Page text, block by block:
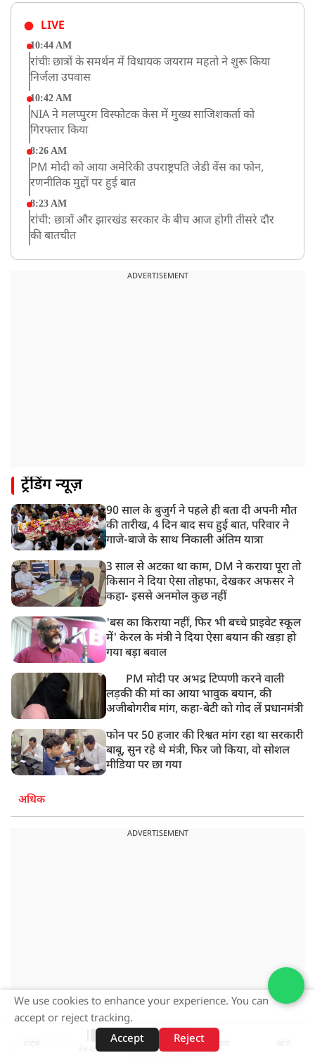
LIVE
10:44 AM
रांचीः छात्रों के समर्थन में विधायक जयराम महतो ने शुरू किया
निर्जला उपवास
10:42 AM
NIA ने मलप्पुरम विस्फोटक केस में मुख्य साजिशकर्ता को
गिरफ्तार किया
8:26 AM
PM मोदी को आया अमेरिकी उपराष्ट्रपति जेडी वेंस का फोन,
रणनीतिक मुद्दों पर हुई बात
8:23 AM
रांची: छात्रों और झारखंड सरकार के बीच आज होगी तीसरे दौर
की बातचीत
देशभर में आज से 'हर घर तिरंगा' अभियान, सीएम योगी लखनऊ
ADVERTISEMENT
ट्रेंडिंग न्यूज़
90 साल के बुजुर्ग ने पहले ही बता दी अपनी मौत
की तारीख, 4 दिन बाद सच हुई बात, परिवार ने
गाजे-बाजे के साथ निकाली अंतिम यात्रा
3 साल से अटका था काम, DM ने कराया पूरा तो
किसान ने दिया ऐसा तोहफा, देखकर अफसर ने
कहा- इससे अनमोल कुछ नहीं
'बस का किराया नहीं, फिर भी बच्चे प्राइवेट स्कूल
में' केरल के मंत्री ने दिया ऐसा बयान की खड़ा हो
गया बड़ा बवाल
PM मोदी पर अभद्र टिप्पणी करने वाली
लड़की की मां का आया भावुक बयान, की
अजीबोगरीब मांग, कहा-बेटी को गोद लें प्रधानमंत्री
फोन पर 50 हजार की रिश्वत मांग रहा था सरकारी
बाबू, सुन रहे थे मंत्री, फिर जो किया, वो सोशल
मीडिया पर छा गया
अधिक
ADVERTISEMENT
वेब स्टोरीज़
We use cookies to enhance your experience. You can
accept or reject tracking.
Accept
Reject